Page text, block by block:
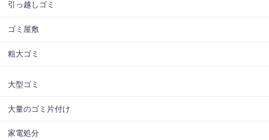
引っ越しゴミ
ゴミ屋敷
粗大ゴミ
大型ゴミ
大量のゴミ片付け
家電処分